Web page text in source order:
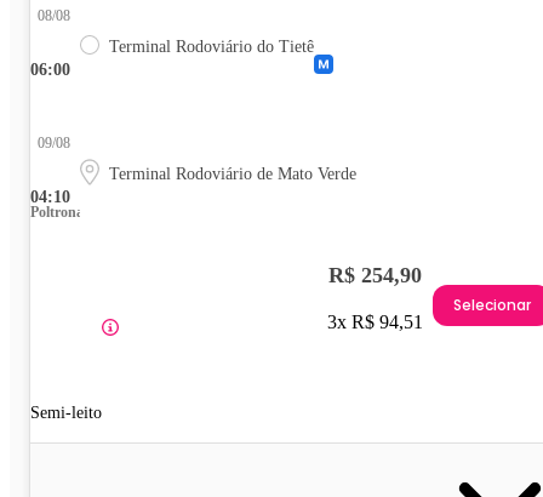
06:00
08/08
Terminal Rodoviário do Tietê
04:10
09/08
Terminal Rodoviário de Mato Verde
Poltrona
Semi-leito
R$ 254,90
3x R$ 94,51
Selecionar